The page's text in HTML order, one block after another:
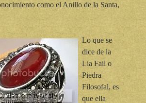
como el Anillo de la Santa,
Lo que se
dice de la
Lia Fail o
Piedra
Filosofal, es
que ella